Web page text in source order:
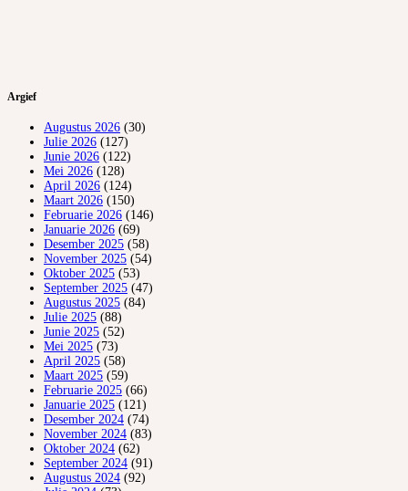
Argief
Augustus 2026 (30)
Julie 2026 (127)
Junie 2026 (122)
Mei 2026 (128)
April 2026 (124)
Maart 2026 (150)
Februarie 2026 (146)
Januarie 2026 (69)
Desember 2025 (58)
November 2025 (54)
Oktober 2025 (53)
September 2025 (47)
Augustus 2025 (84)
Julie 2025 (88)
Junie 2025 (52)
Mei 2025 (73)
April 2025 (58)
Maart 2025 (59)
Februarie 2025 (66)
Januarie 2025 (121)
Desember 2024 (74)
November 2024 (83)
Oktober 2024 (62)
September 2024 (91)
Augustus 2024 (92)